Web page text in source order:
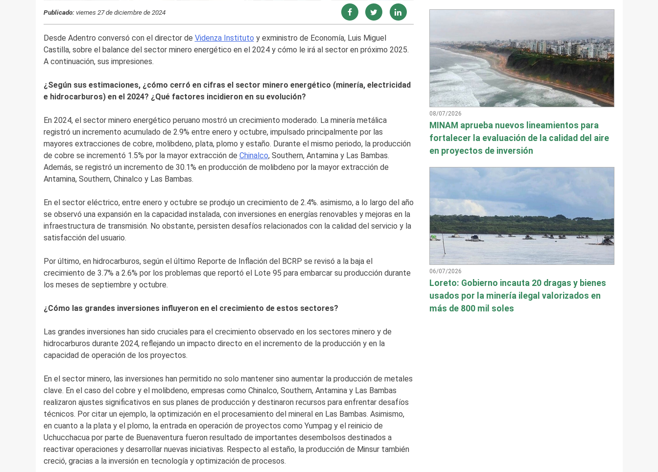
Publicado:viernes 27 de diciembre de 2024
Desde Adentro conversó con el director de Videnza Instituto y exministro de Economía, Luis Miguel
Castilla, sobre el balance del sector minero energético en el 2024 y cómo le irá al sector en próximo 2025.
A continuación, sus impresiones.
¿Según sus estimaciones, ¿cómo cerró en cifras el sector minero energético (minería, electricidad
e hidrocarburos) en el 2024? ¿Qué factores incidieron en su evolución?
En 2024, el sector minero energético peruano mostró un crecimiento moderado. La minería metálica
registró un incremento acumulado de 2.9% entre enero y octubre, impulsado principalmente por las
mayores extracciones de cobre, molibdeno, plata, plomo y estaño. Durante el mismo periodo, la producción
de cobre se incrementó 1.5% por la mayor extracción de Chinalco, Southern, Antamina y Las Bambas.
Además, se registró un incremento de 30.1% en producción de molibdeno por la mayor extracción de
Antamina, Southern, Chinalco y Las Bambas.
En el sector eléctrico, entre enero y octubre se produjo un crecimiento de 2.4%. asimismo, a lo largo del año
se observó una expansión en la capacidad instalada, con inversiones en energías renovables y mejoras en la
infraestructura de transmisión. No obstante, persisten desafíos relacionados con la calidad del servicio y la
satisfacción del usuario.
Por último, en hidrocarburos, según el último Reporte de Inflación del BCRP se revisó a la baja el
crecimiento de 3.7% a 2.6% por los problemas que reportó el Lote 95 para embarcar su producción durante
los meses de septiembre y octubre.
¿Cómo las grandes inversiones influyeron en el crecimiento de estos sectores?
Las grandes inversiones han sido cruciales para el crecimiento observado en los sectores minero y de
hidrocarburos durante 2024, reflejando un impacto directo en el incremento de la producción y en la
capacidad de operación de los proyectos.
En el sector minero, las inversiones han permitido no solo mantener sino aumentar la producción de metales
clave. En el caso del cobre y el molibdeno, empresas como Chinalco, Southern, Antamina y Las Bambas
realizaron ajustes significativos en sus planes de producción y destinaron recursos para enfrentar desafíos
técnicos. Por citar un ejemplo, la optimización en el procesamiento del mineral en Las Bambas. Asimismo,
en cuanto a la plata y el plomo, la entrada en operación de proyectos como Yumpag y el reinicio de
Uchucchacua por parte de Buenaventura fueron resultado de importantes desembolsos destinados a
reactivar operaciones y desarrollar nuevas iniciativas. Respecto al estaño, la producción de Minsur también
creció, gracias a la inversión en tecnología y optimización de procesos.
08/07/2026
MINAM aprueba nuevos lineamientos para
fortalecer la evaluación de la calidad del aire
en proyectos de inversión
06/07/2026
Loreto: Gobierno incauta 20 dragas y bienes
usados por la minería ilegal valorizados en
más de 800 mil soles